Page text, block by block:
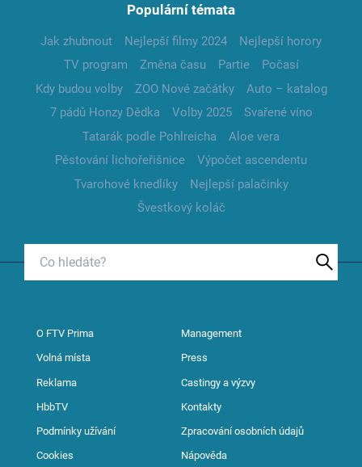
Populární témata
Jak zhubnout Nejlepší filmy 2024
Nejlepší horory
TV program
Změna času Partie
Počasí
Kdy budou volby
ZOO Nové začátky
Auto – katalog
7 pádů Honzy Dědka
Volby 2025
Svařené víno
Tatarák podle Pohlreicha
Aloe vera
Pěstování lichořeřišnice
Výpočet ascendentu
Tvarohové knedlíky
Nejlepší palačinky
Švestkový koláč
O FTV Prima Management
Volná místa Press
Reklama Castingy a výzvy
HbbTV Kontakty
Podmínky užívání Zpracování osobních údajů
Cookies Nápověda